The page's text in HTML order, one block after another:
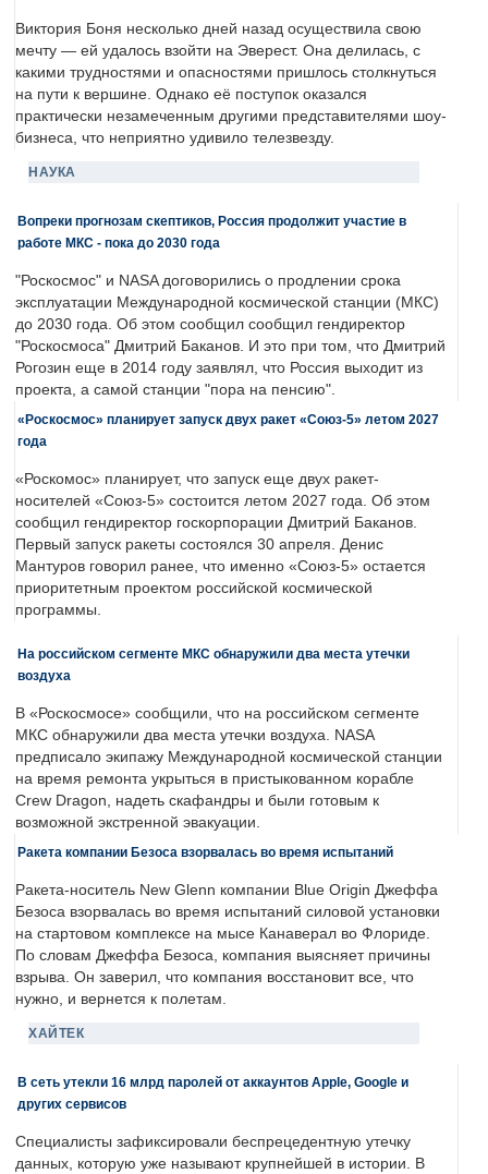
Виктория Боня несколько дней назад осуществила свою
мечту — ей удалось взойти на Эверест. Она делилась, с
какими трудностями и опасностями пришлось столкнуться
на пути к вершине. Однако её поступок оказался
практически незамеченным другими представителями шоу-
бизнеса, что неприятно удивило телезвезду.
НАУКА
Вопреки прогнозам скептиков, Россия продолжит участие в
работе МКС - пока до 2030 года
"Роскосмос" и NASA договорились о продлении срока
эксплуатации Международной космической станции (МКС)
до 2030 года. Об этом сообщил сообщил гендиректор
"Роскосмоса" Дмитрий Баканов. И это при том, что Дмитрий
Рогозин еще в 2014 году заявлял, что Россия выходит из
проекта, а самой станции "пора на пенсию".
«Роскосмос» планирует запуск двух ракет «Союз-5» летом 2027
года
«Роскомос» планирует, что запуск еще двух ракет-
носителей «Союз-5» состоится летом 2027 года. Об этом
сообщил гендиректор госкорпорации Дмитрий Баканов.
Первый запуск ракеты состоялся 30 апреля. Денис
Мантуров говорил ранее, что именно «Союз-5» остается
приоритетным проектом российской космической
программы.
На российском сегменте МКС обнаружили два места утечки
воздуха
В «Роскосмосе» сообщили, что на российском сегменте
МКС обнаружили два места утечки воздуха. NASA
предписало экипажу Международной космической станции
на время ремонта укрыться в пристыкованном корабле
Crew Dragon, надеть скафандры и были готовым к
возможной экстренной эвакуации.
Ракета компании Безоса взорвалась во время испытаний
Ракета-носитель New Glenn компании Blue Origin Джеффа
Безоса взорвалась во время испытаний силовой установки
на стартовом комплексе на мысе Канаверал во Флориде.
По словам Джеффа Безоса, компания выясняет причины
взрыва. Он заверил, что компания восстановит все, что
нужно, и вернется к полетам.
ХАЙТЕК
В сеть утекли 16 млрд паролей от аккаунтов Apple, Google и
других сервисов
Специалисты зафиксировали беспрецедентную утечку
данных, которую уже называют крупнейшей в истории. В